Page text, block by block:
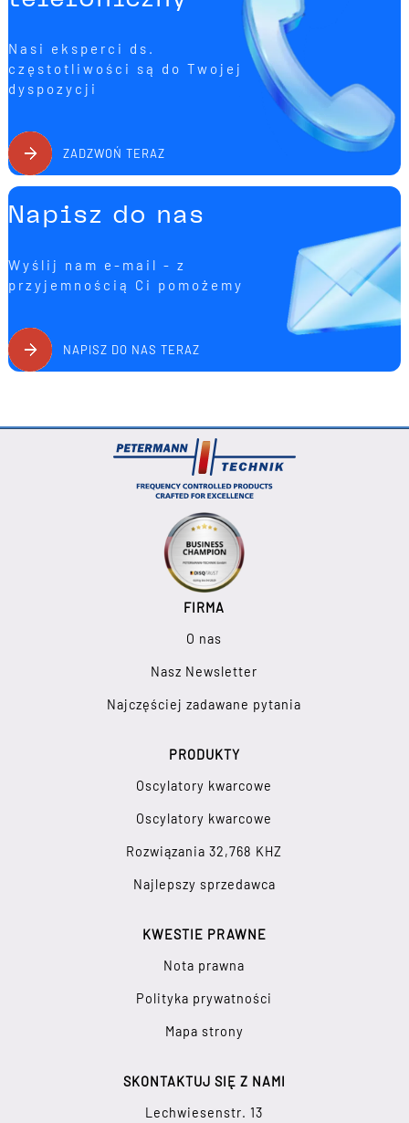
Nasi eksperci ds.
częstotliwości są do Twojej
dyspozycji
ZADZWOŃ TERAZ
Napisz do nas
Wyślij nam e-mail - z
przyjemnością Ci pomożemy
NAPISZ DO NAS TERAZ
FIRMA
O nas
Nasz Newsletter
Najczęściej zadawane pytania
PRODUKTY
Oscylatory kwarcowe
Oscylatory kwarcowe
Rozwiązania 32,768 KHZ
Najlepszy sprzedawca
KWESTIE PRAWNE
Nota prawna
Polityka prywatności
Mapa strony
SKONTAKTUJ SIĘ Z NAMI
Lechwiesenstr. 13